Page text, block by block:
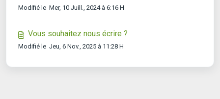
Modifié le Mer, 10 Juill., 2024 à 6:16 H
Vous souhaitez nous écrire ?
Modifié le Jeu, 6 Nov., 2025 à 11:28 H